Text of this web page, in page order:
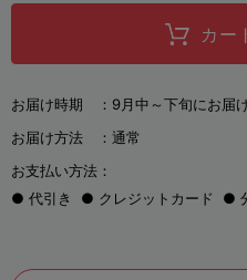
カー
お届け時期 ： 9月中～下旬にお届
お届け方法 ： 通常
お支払い方法：
代引き
クレジットカード